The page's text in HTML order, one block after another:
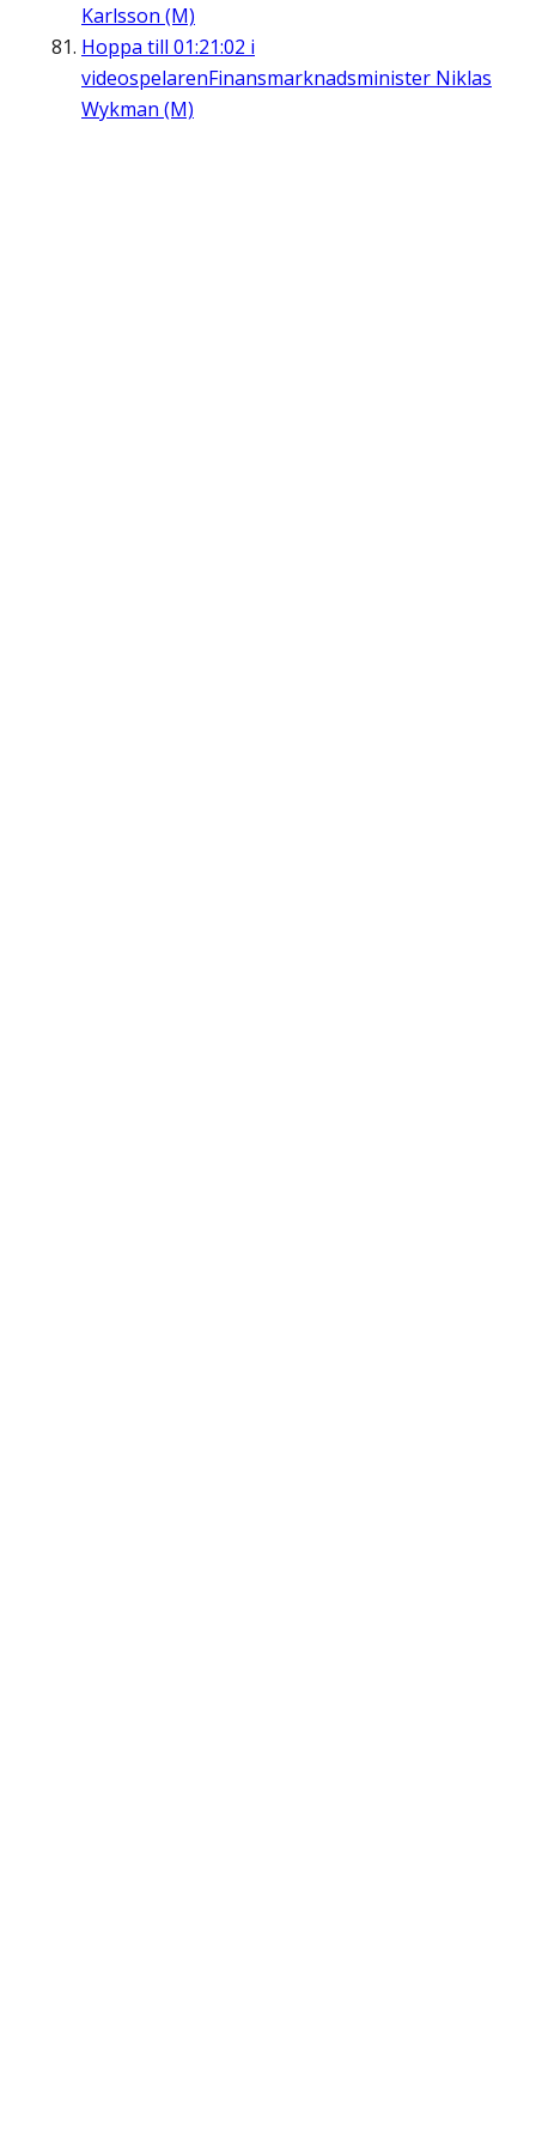
Karlsson (M)
Hoppa till 01:21:02 i
videospelarenFinansmarknadsminister Niklas
Wykman (M)